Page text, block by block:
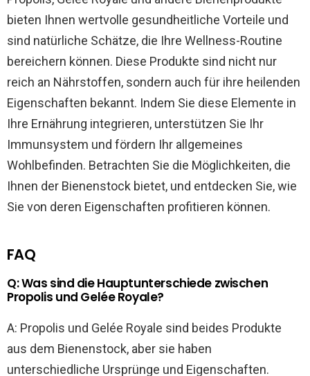
bieten Ihnen wertvolle gesundheitliche Vorteile und
sind natürliche Schätze, die Ihre Wellness-Routine
bereichern können. Diese Produkte sind nicht nur
reich an Nährstoffen, sondern auch für ihre heilenden
Eigenschaften bekannt. Indem Sie diese Elemente in
Ihre Ernährung integrieren, unterstützen Sie Ihr
Immunsystem und fördern Ihr allgemeines
Wohlbefinden. Betrachten Sie die Möglichkeiten, die
Ihnen der Bienenstock bietet, und entdecken Sie, wie
Sie von deren Eigenschaften profitieren können.
FAQ
Q: Was sind die Hauptunterschiede zwischen
Propolis und Gelée Royale?
A: Propolis und Gelée Royale sind beides Produkte
aus dem Bienenstock, aber sie haben
unterschiedliche Ursprünge und Eigenschaften.